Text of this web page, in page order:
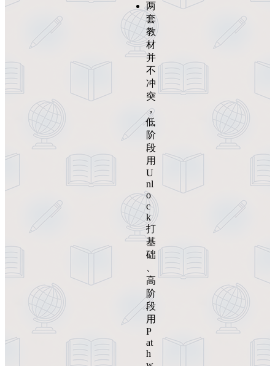
两
套
教
材
并
不
冲
突
，
低
阶
段
用
U
nl
o
c
k
打
基
础
高
阶
段
用
P
at
h